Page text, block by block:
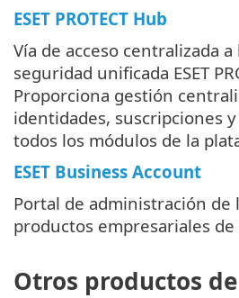
ESET PROTECT Hub
Vía de acceso centralizada
seguridad unificada ESET
Proporciona gestión
identidades, suscripciones
todos los módulos de la
ESET Business Account
Portal de administración de
productos empresariales de
Otros productos